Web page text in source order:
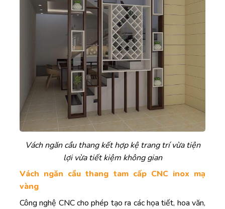
Vách ngăn cầu thang kết hợp kệ trang trí vừa tiện
lợi vừa tiết kiệm không gian
Vách ngăn cầu thang tam cấp CNC inox mạ
vàng
Công nghệ CNC cho phép tạo ra các họa tiết, hoa văn,